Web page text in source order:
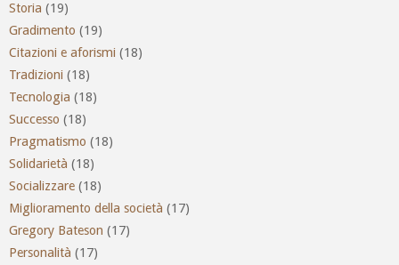
Storia (19)
Gradimento (19)
Citazioni e aforismi (18)
Tradizioni (18)
Tecnologia (18)
Successo (18)
Pragmatismo (18)
Solidarietà (18)
Socializzare (18)
Miglioramento della società (17)
Gregory Bateson (17)
Personalità (17)